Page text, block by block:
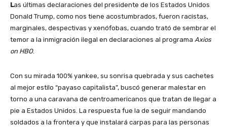
Las últimas declaraciones del presidente de los Estados Unidos
Donald Trump, como nos tiene acostumbrados, fueron racistas,
marginales, despectivas y xenófobas, cuando trató de sembrar el
temor a la inmigración ilegal en declaraciones al programa Axios
on HBO.
Con su mirada 100% yankee, su sonrisa quebrada y sus cachetes
al mejor estilo “payaso capitalista”, buscó generar malestar en
torno a una caravana de centroamericanos que tratan de llegar a
pie a Estados Unidos. La respuesta fue la de seguir mandando
soldados a la frontera y que instalará carpas para las personas